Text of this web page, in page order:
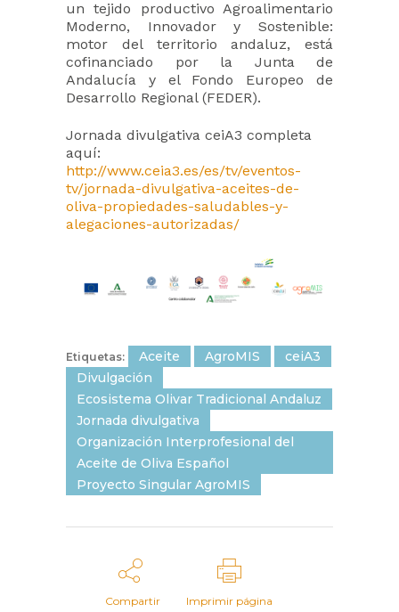
un tejido productivo Agroalimentario
Moderno, Innovador y Sostenible:
motor del territorio andaluz, está
cofinanciado por la Junta de
Andalucía y el Fondo Europeo de
Desarrollo Regional (FEDER).
Jornada divulgativa ceiA3 completa
aquí:
http://www.ceia3.es/es/tv/eventos-
tv/jornada-divulgativa-aceites-de-
oliva-propiedades-saludables-y-
alegaciones-autorizadas/
Etiquetas: Aceite AgroMIS
ceiA3
Divulgación
Ecosistema Olivar Tradicional Andaluz
Jornada divulgativa
Organización Interprofesional del
Aceite de Oliva Español
Proyecto Singular AgroMIS
Compartir Imprimir página